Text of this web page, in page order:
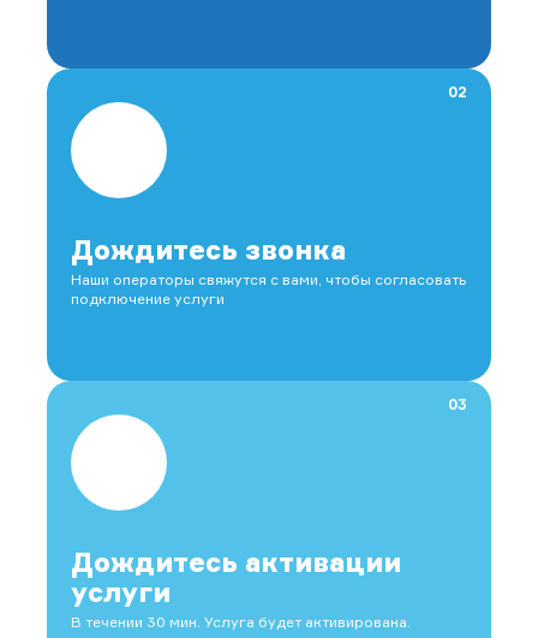
02
Дождитесь звонка
Наши операторы свяжутся с вами, чтобы согласовать
подключение услуги
03
Дождитесь активации
услуги
В течении 30 мин. Услуга будет активирована.